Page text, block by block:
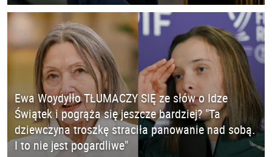
Ewa Woydyłło TŁUMACZY SIĘ ze słów o Idze
Świątek i pogrąża się jeszcze bardziej? "Ta
dziewczyna troszkę straciła panowanie nad sobą.
I to nie jest pogardliwe"